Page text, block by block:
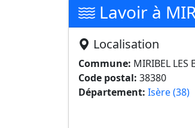
Lavoir à
Localisation
Commune: MIRIBEL LES
Code postal: 38380
Département: Isère (38)